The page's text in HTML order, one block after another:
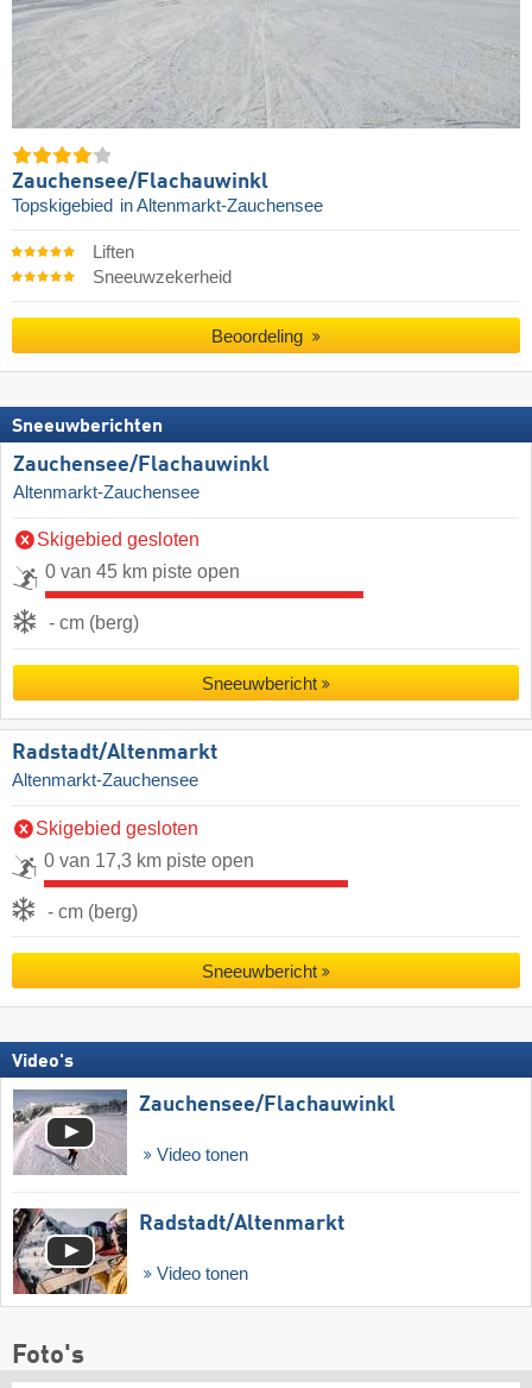
Zauchensee/​Flachauwinkl
Topskigebied in Altenmarkt-Zauchensee
Liften
Sneeuwzekerheid
Beoordeling
Sneeuwberichten
Zauchensee/​Flachauwinkl
Altenmarkt-Zauchensee
Skigebied gesloten
0 van 45 km piste open
- cm (berg)
Sneeuwbericht
Radstadt/​Altenmarkt
Altenmarkt-Zauchensee
Skigebied gesloten
0 van 17,3 km piste open
- cm (berg)
Sneeuwbericht
Video's
Zauchensee/​Flachauwinkl
Video tonen
Radstadt/​Altenmarkt
Video tonen
Foto's